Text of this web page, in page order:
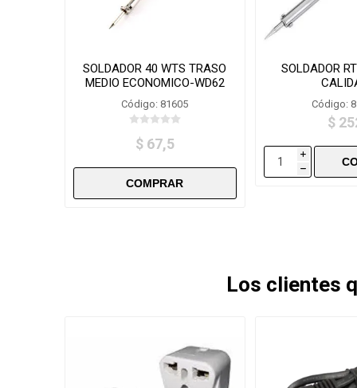
SOLDADOR 40 WTS TRASO
MEDIO ECONOMICO-WD62
Código: 81605
$ 67,5
SOLDADOR
Código:
$
i
h
Los clientes